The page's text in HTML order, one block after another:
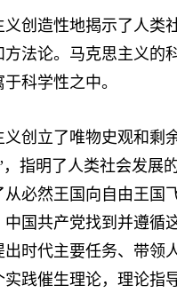
造性地揭示了人类社
方法论。马克思主义的
科学性之中。
立了唯物史观和剩余
，指明了人类社会发展
从必然王国向自由王国
中国共产党找到并遵循
出时代主要任务、带领
实践催生理论，理论指